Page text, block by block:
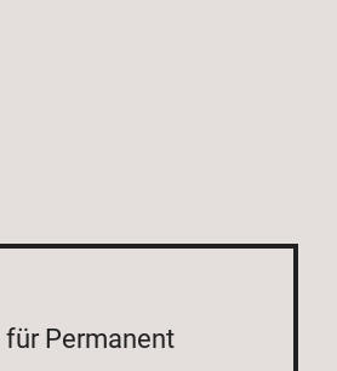
Permanent